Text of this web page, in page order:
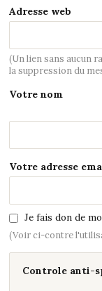
Adresse web
(Un lien sans aucun
la suppression du
Votre nom
Votre adresse
Je fais don de
(Voir ci-contre
Controle anti-